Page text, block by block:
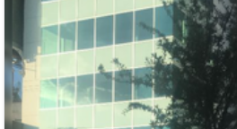
1,125 m²